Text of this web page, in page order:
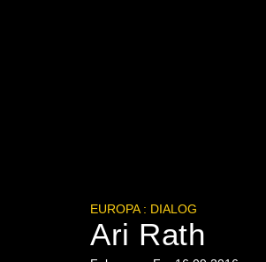
EUROPA : DIALOG
Ari Rath